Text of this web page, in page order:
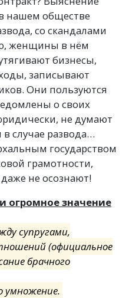
нашем обществе
со скандалами
женщины в нём
бизнесы,
записывают
Они пользуются
о своих
не думают
случае развода…
государством
грамотности,
не осознают!
огромное значение
супругами,
(официальное
брачного
умножение.